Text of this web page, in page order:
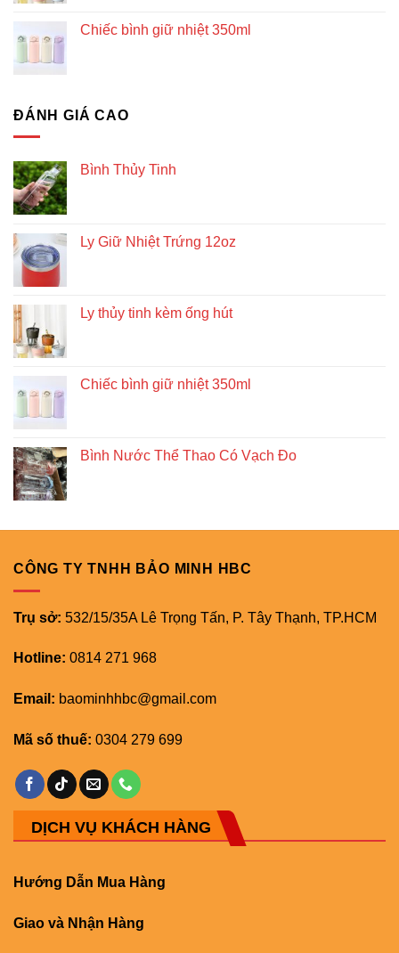
Chiếc bình giữ nhiệt 350ml
ĐÁNH GIÁ CAO
Bình Thủy Tinh
Ly Giữ Nhiệt Trứng 12oz
Ly thủy tinh kèm ống hút
Chiếc bình giữ nhiệt 350ml
Bình Nước Thể Thao Có Vạch Đo
CÔNG TY TNHH BẢO MINH HBC
Trụ sở: 532/15/35A Lê Trọng Tấn, P. Tây Thạnh, TP.HCM
Hotline: 0814 271 968
Email: baominhhbc@gmail.com
Mã số thuế: 0304 279 699
DỊCH VỤ KHÁCH HÀNG
Hướng Dẫn Mua Hàng
Giao và Nhận Hàng